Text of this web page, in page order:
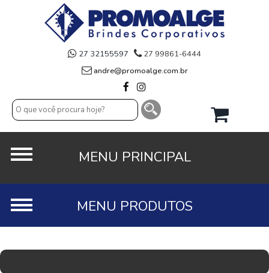
27 32155597
27 99861-6444
andre@promoalge.com.br